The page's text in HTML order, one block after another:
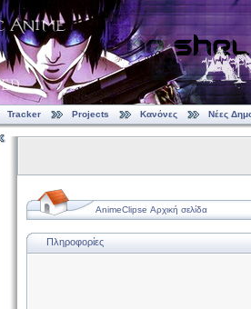
Tracker Projects Κανόνες Νέες
AnimeClipse Αρχική σελίδα
Πληροφορίες